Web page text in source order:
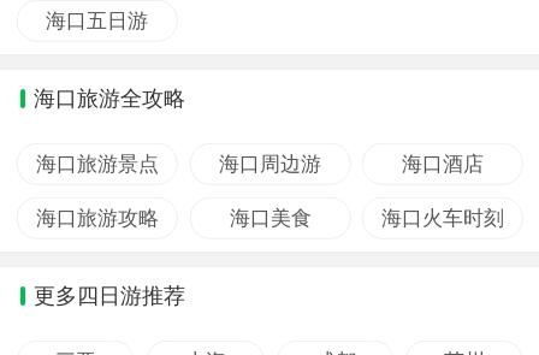
海口五日游
海口旅游全攻略
海口旅游景点 海口周边游 海口酒店
海口旅游攻略 海口美食 海口火车时刻
更多四日游推荐